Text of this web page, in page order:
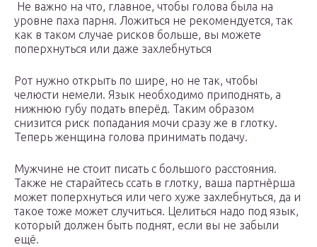
Не важно на что, главное, чтобы голова была на
уровне паха парня. Ложиться не рекомендуется, так
как в таком случае рисков больше, вы можете
поперхнуться или даже захлебнуться
Рот нужно открыть по шире, но не так, чтобы
челюсти немели. Язык необходимо приподнять, а
нижнюю губу подать вперёд. Таким образом
снизится риск попадания мочи сразу же в глотку.
Теперь женщина голова принимать подачу.
Мужчине не стоит писать с большого расстояния.
Также не старайтесь ссать в глотку, ваша партнёрша
может поперхнуться или чего хуже захлебнуться, да и
такое тоже может случиться. Целиться надо под язык,
который должен быть поднят, если вы не забыли
ещё.